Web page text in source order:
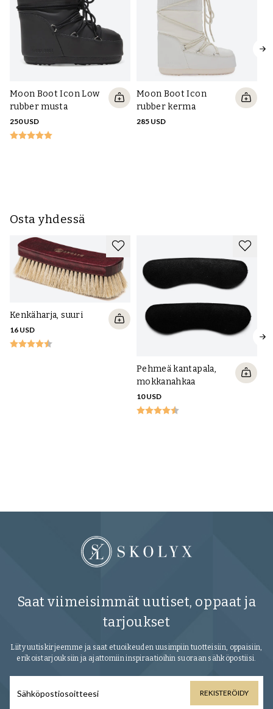
Moon Boot Icon Low
rubber musta
250 USD
Moon Boot Icon
rubber kerma
285 USD
Osta yhdessä
Kenkäharja, suuri
16 USD
Pehmeä kantapala,
mokkanahkaa
10 USD
Saat viimeisimmät uutiset, oppaat ja
tarjoukset
Liity uutiskirjeemme ja saat etuoikeuden uusimpiin tuotteisiin, oppaisiin,
erikoistarjouksiin ja ajattomiin inspiraatioihin suoraan sähköpostiisi.
REKISTERÖIDY